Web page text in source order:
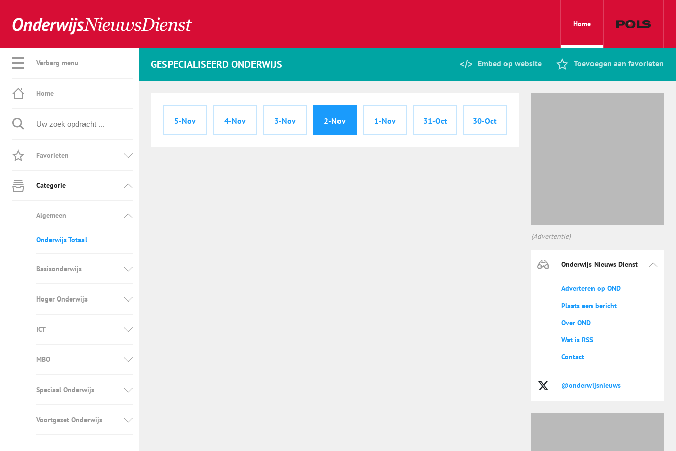
Home
Verberg menu
Home
Favorieten
Categorie
Algemeen
Onderwijs Totaal
Basisonderwijs
Hoger Onderwijs
ICT
MBO
Speciaal Onderwijs
Voortgezet Onderwijs
GESPECIALISEERD ONDERWIJS Embed op website Toevoegen aan favorieten
5-Nov 4-Nov 3-Nov 2-Nov 1-Nov 31-Oct 30-Oct
(Advertentie)
Onderwijs Nieuws Dienst
Adverteren op OND
Plaats een bericht
Over OND
Wat is RSS
Contact
@onderwijsnieuws